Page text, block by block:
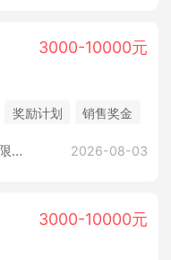
3000-10000元
奖励计划
销售奖金
眉山数理阶梯教育科技发展有限公司 2026-08-03
3000-10000元